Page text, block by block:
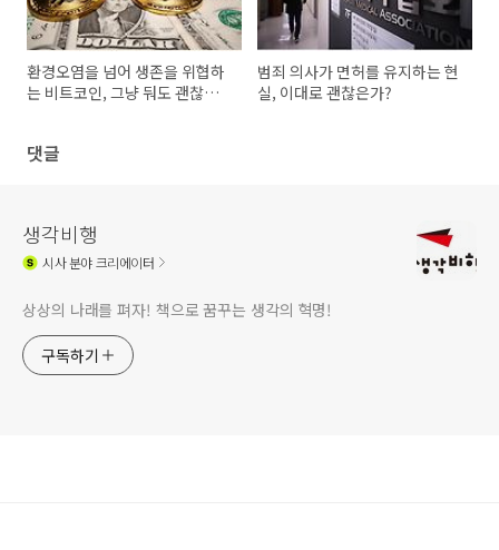
환경오염을 넘어 생존을 위협하
는 비트코인, 그냥 둬도 괜찮은
범죄 의사가 면허를 유지하는 현
실, 이대로 괜찮은가?
댓글
생각비행
시사분야 크리에이터
상상의 나래를 펴자! 책으로 꿈꾸는 생각의 혁명!
구독하기